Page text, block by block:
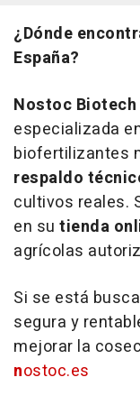
¿Dónde
España?
Nostoc Biotech
especializada
biofertilizantes
respaldo
cultivos reales.
en su tienda
agrícolas
Si se está
segura y
mejorar la
nostoc.es